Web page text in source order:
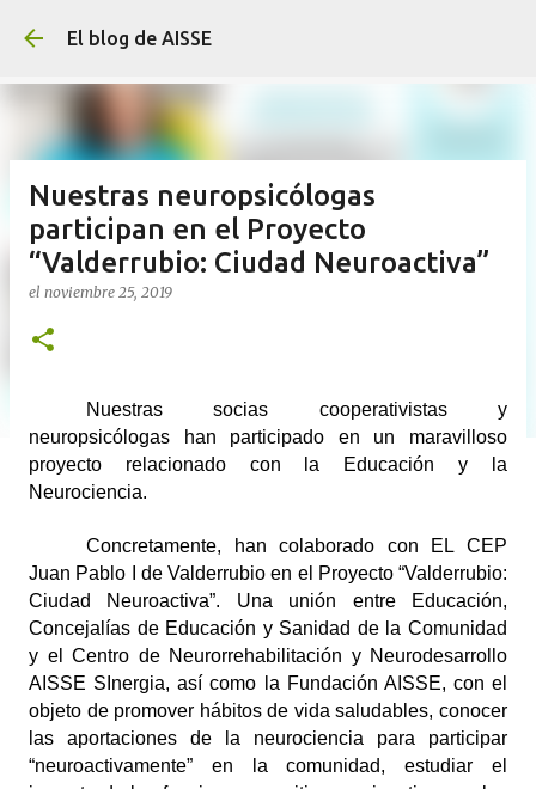
El blog de AISSE
Nuestras neuropsicólogas
participan en el Proyecto
“Valderrubio: Ciudad Neuroactiva”
el noviembre 25, 2019
Nuestras socias cooperativistas y
neuropsicólogas han participado en un maravilloso
proyecto relacionado con la Educación y la
Neurociencia.
Concretamente, han colaborado con EL CEP
Juan Pablo I de Valderrubio en el Proyecto “Valderrubio:
Ciudad Neuroactiva”. Una unión entre Educación,
Concejalías de Educación y Sanidad de la Comunidad
y el Centro de Neurorrehabilitación y Neurodesarrollo
AISSE SInergia, así como la Fundación AISSE, con el
objeto de promover hábitos de vida saludables, conocer
las aportaciones de la neurociencia para participar
“neuroactivamente” en la comunidad, estudiar el